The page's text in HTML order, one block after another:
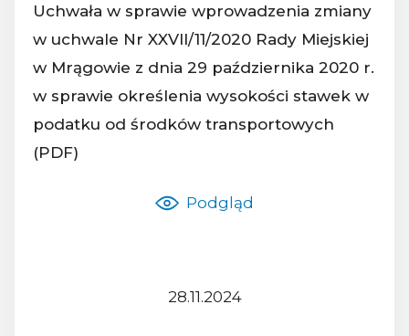
Nazwa dokumentu:
Uchwała w sprawie wprowadzenia zmiany
w uchwale Nr XXVII/11/2020 Rady Miejskiej
w Mrągowie z dnia 29 października 2020 r.
w sprawie określenia wysokości stawek w
podatku od środków transportowych
(PDF)
Podgląd
28.11.2024